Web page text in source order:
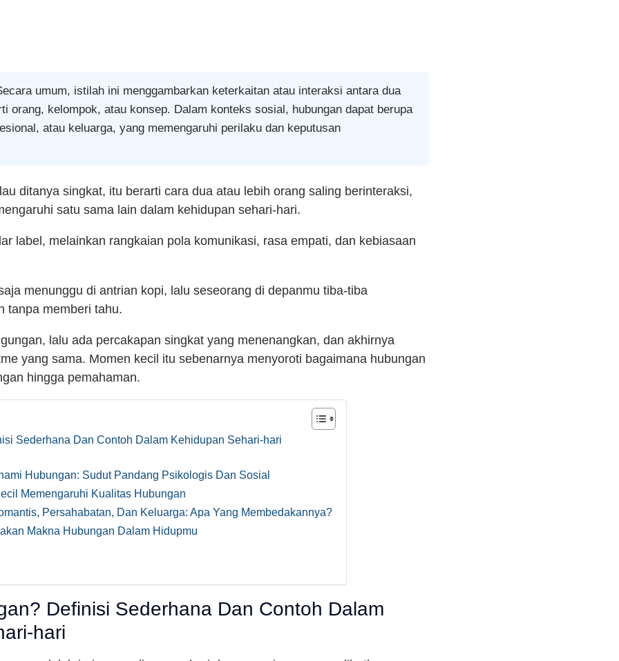
umum, istilah ini menggambarkan keterkaitan atau interaksi antara dua
orang, kelompok, atau konsep. Dalam konteks sosial, hubungan dapat berupa
atau keluarga, yang memengaruhi perilaku dan keputusan
ditanya singkat, itu berarti cara dua atau lebih orang saling berinteraksi,
satu sama lain dalam kehidupan sehari-hari.
label, melainkan rangkaian pola komunikasi, rasa empati, dan kebiasaan
menunggu di antrian kopi, lalu seseorang di depanmu tiba‑tiba
tanpa memberi tahu.
lalu ada percakapan singkat yang menenangkan, dan akhirnya
yang sama. Momen kecil itu sebenarnya menyoroti bagaimana hubungan
hingga pemahaman.
Sederhana Dan Contoh Dalam Kehidupan Sehari-hari
Hubungan: Sudut Pandang Psikologis Dan Sosial
Memengaruhi Kualitas Hubungan
Persahabatan, Dan Keluarga: Apa Yang Membedakannya?
Makna Hubungan Dalam Hidupmu
Definisi Sederhana Dan Contoh Dalam
hari